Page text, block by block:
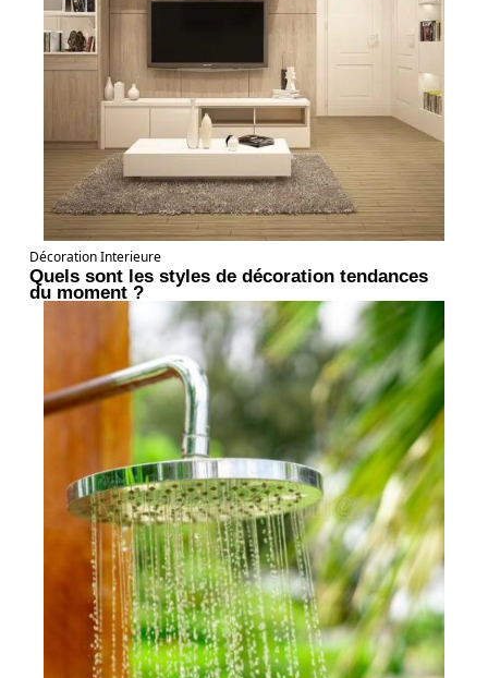
Décoration Interieure
Quels sont les styles de décoration tendances
du moment ?